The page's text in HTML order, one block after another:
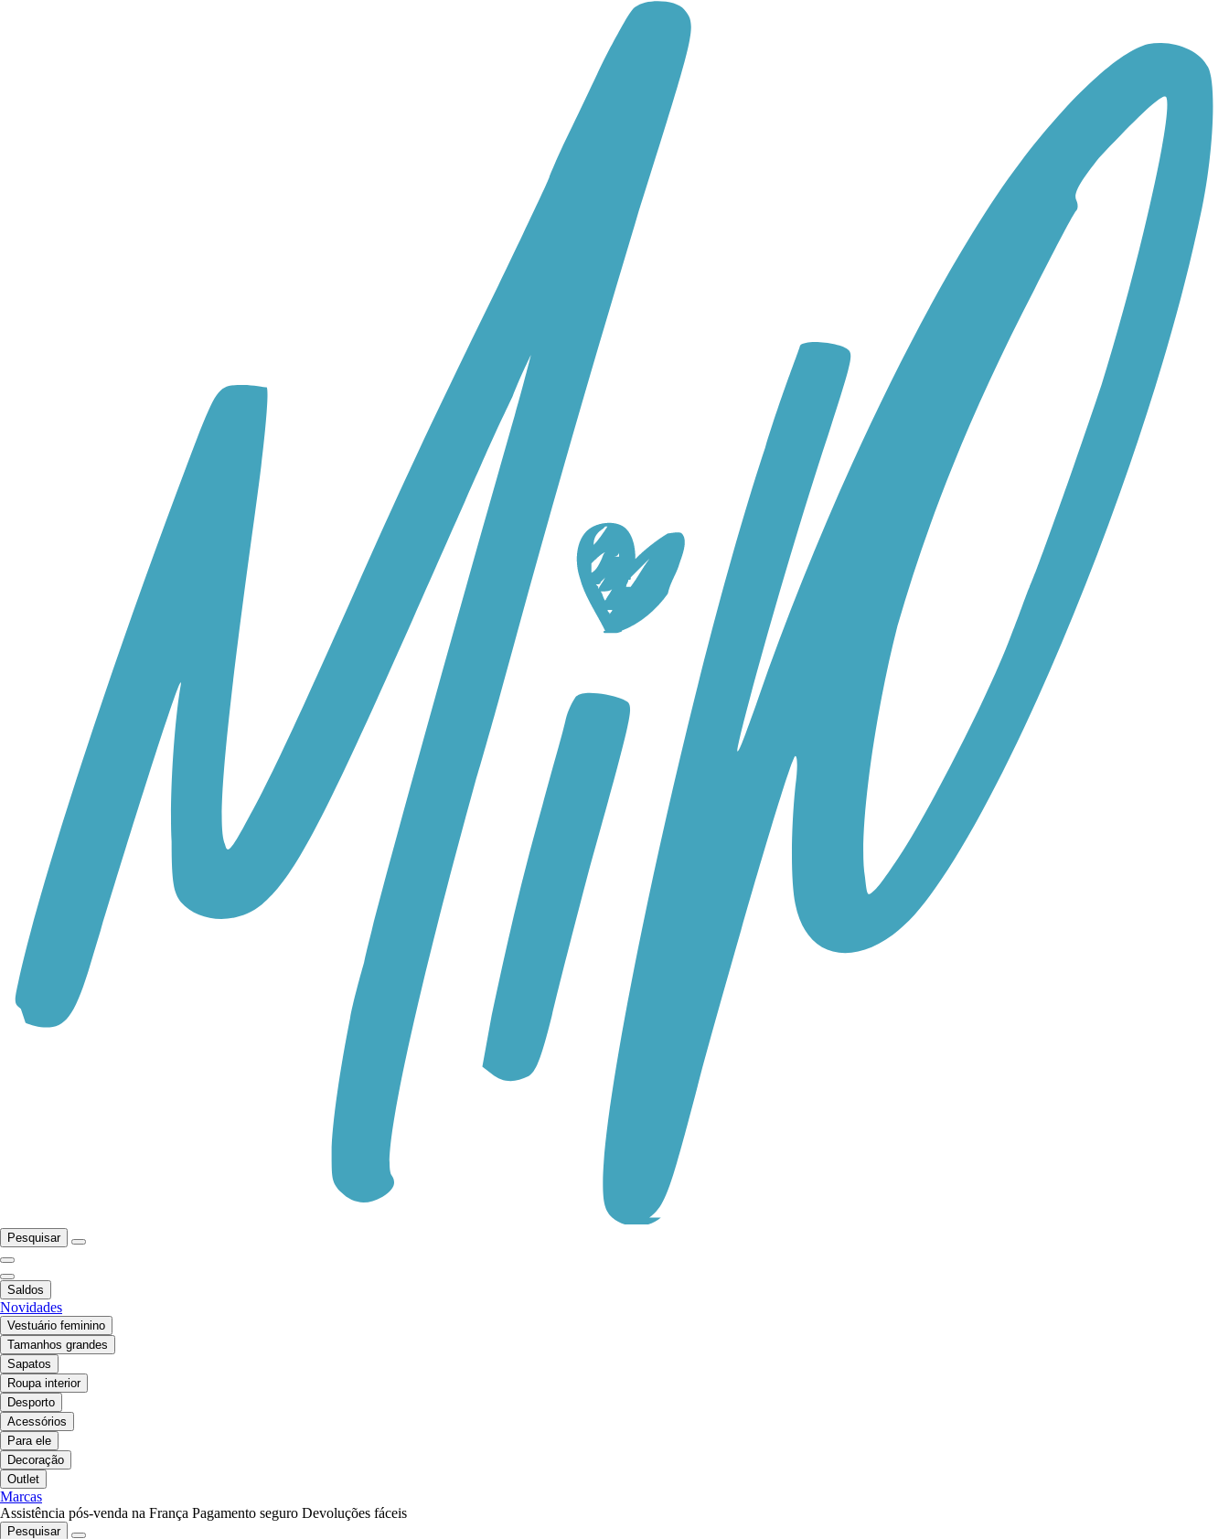
Pesquisar
Saldos
Novidades
Vestuário feminino
Tamanhos grandes
Sapatos
Roupa interior
Desporto
Acessórios
Para ele
Decoração
Outlet
Marcas
Assistência pós-venda na França Pagamento seguro Devoluções fáceis
Pesquisar